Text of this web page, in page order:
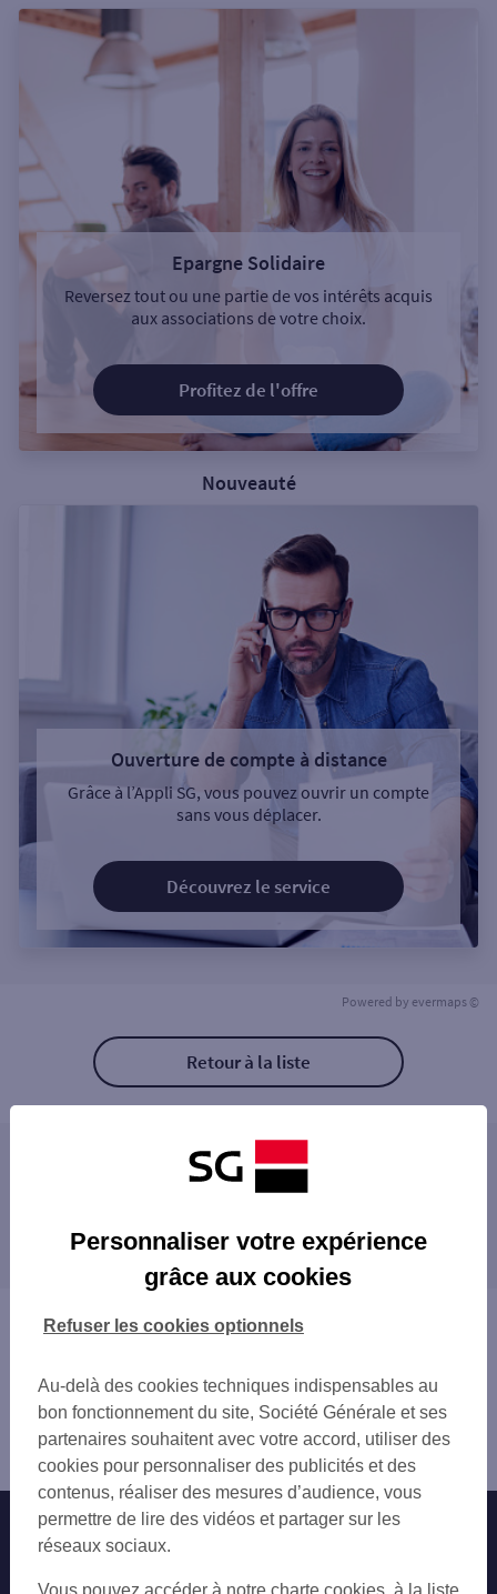
Epargne Solidaire
Reversez tout ou une partie de vos intérêts acquis
aux associations de votre choix.
Profitez de l'offre
Nouveauté
Ouverture de compte à distance
Grâce à l’Appli SG, vous pouvez ouvrir un compte
sans vous déplacer.
Découvrez le service
Powered by evermaps ©
Retour à la liste
Les distributeurs/automates à proximité
CHARLEVILLE MEZIERES 2 CRS ARISTIDE
CHARLEVILLE MEZIERES 2 PL DE NEVERS
CHARLEVILLE MEZIERES 14 AV D ARCHES
CHARLEVILLE MEZIERES 2 RUE BAUDIN
SEDAN 5 AV DU MAL LECLERC
proximité
Vous êtes ici : Accueil
Charleville Mézières
Distributeur/automate CHARLEVILLE J JAURES
Nos engagements Nous contacter
Autres sites SG
Personnaliser votre expérience
grâce aux cookies
Au-delà des cookies techniques indispensables au
bon fonctionnement du site, Société Générale et ses
partenaires souhaitent avec votre accord, utiliser des
cookies pour personnaliser des publicités et des
contenus, réaliser des mesures d’audience, vous
permettre de lire des vidéos et partager sur les
réseaux sociaux.
Vous pouvez accéder à notre charte cookies, à la liste
Refuser les cookies optionnels